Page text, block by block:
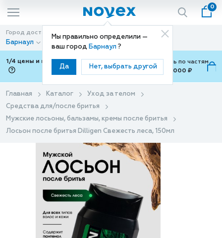
Мы правильно определили —
ваш город Барнаул ?
Да Нет, выбрать другой
0
Город доставки
Барнаул
Способ доставки
Доставка
1/4 цены и покупки ваши с Подели
Можно оплатить по частям
от 700 ₽ до 15,000 ₽
Главная Каталог
Уход за телом
Средства для/после бритья
Мужские лосьоны, бальзамы, кремы после бритья
Лосьон после бритья Dilligen Свежесть леса, 150мл